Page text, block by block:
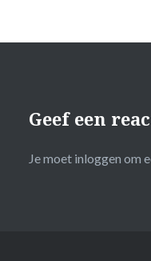
Geef een
Je moet inloggen om